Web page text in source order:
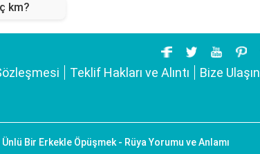
km?
Teklif Hakları ve Alıntı Bize Ulaşın
Ünlü Bir Erkekle Öpüşmek - Rüya Yorumu ve Anlamı